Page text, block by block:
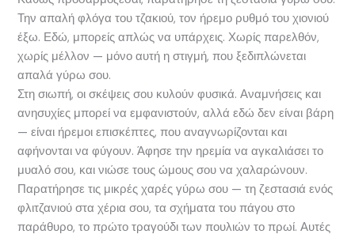
Την απαλή φλόγα του τζακιού, τον ήρεμο ρυθμό του χιονιού
έξω. Εδώ, μπορείς απλώς να υπάρχεις. Χωρίς παρελθόν,
χωρίς μέλλον — μόνο αυτή η στιγμή, που ξεδιπλώνεται
απαλά γύρω σου.
Στη σιωπή, οι σκέψεις σου κυλούν φυσικά. Αναμνήσεις και
ανησυχίες μπορεί να εμφανιστούν, αλλά εδώ δεν είναι βάρη
— είναι ήρεμοι επισκέπτες, που αναγνωρίζονται και
αφήνονται να φύγουν. Άφησε την ηρεμία να αγκαλιάσει το
μυαλό σου, και νιώσε τους ώμους σου να χαλαρώνουν.
Παρατήρησε τις μικρές χαρές γύρω σου — τη ζεστασιά ενός
φλιτζανιού στα χέρια σου, τα σχήματα του πάγου στο
παράθυρο, το πρώτο τραγούδι των πουλιών το πρωί. Αυτές